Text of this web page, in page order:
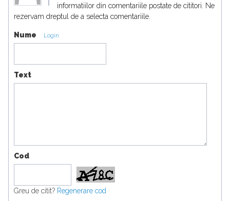
informatiilor din comentariile postate de cititori. Ne
rezervam dreptul de a selecta comentariile.
Nume Login
Text
Cod
Greu de citit? Regenerare cod